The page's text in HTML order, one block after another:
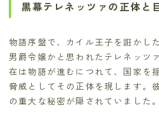
黒幕テレネッツァの正体と
物語序盤で、カイル王子を誑かし
男爵令嬢かと思われたテレネッツ
在は物語が進むにつれて、国家を
脅威としてその正体を現します。
の重大な秘密が隠されていました。